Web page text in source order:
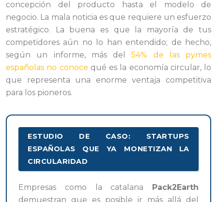
concepción del producto hasta el modelo de
negocio. La mala noticia es que requiere un esfuerzo
estratégico. La buena es que la mayoría de tus
competidores aún no lo han entendido; de hecho,
según un informe, más del54% de las pymes
españolas no conoce qué es la economía circular, lo
que representa una enorme ventaja competitiva
para los pioneros.
ESTUDIO DE CASO: STARTUPS
ESPAÑOLAS QUE YA MONETIZAN LA
CIRCULARIDAD
Empresas como la catalana
Pack2Earth
demuestran que es posible ir más allá del